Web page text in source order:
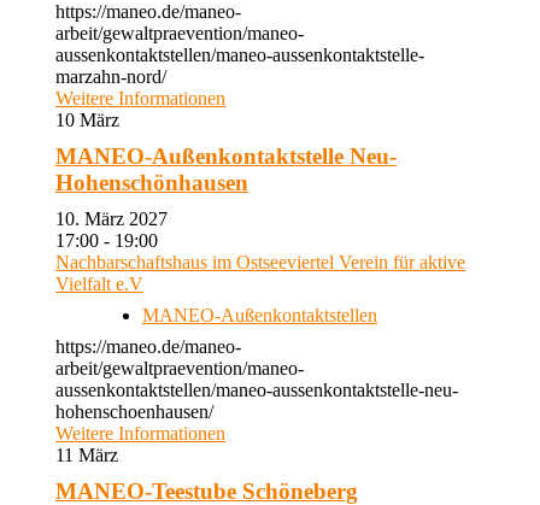
https://maneo.de/maneo-
arbeit/gewaltpraevention/maneo-
aussenkontaktstellen/maneo-aussenkontaktstelle-
marzahn-nord/
Weitere Informationen
10 März
MANEO-Außenkontaktstelle Neu-
Hohenschönhausen
10. März 2027
17:00 - 19:00
Nachbarschaftshaus im Ostseeviertel Verein für aktive
Vielfalt e.V
MANEO-Außenkontaktstellen
https://maneo.de/maneo-
arbeit/gewaltpraevention/maneo-
aussenkontaktstellen/maneo-aussenkontaktstelle-neu-
hohenschoenhausen/
Weitere Informationen
11 März
MANEO-Teestube Schöneberg